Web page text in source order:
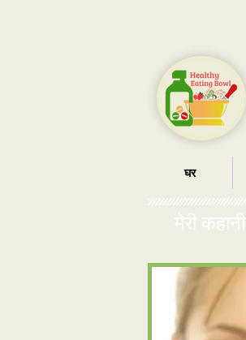
घर
मेरी कहानी